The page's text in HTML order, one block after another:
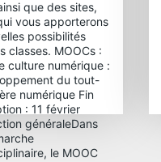
que des sites,
vous apporterons
possibilités
classes. MOOCs :
culture numérique :
du tout-
numérique Fin
: 11 février
généraleDans
le MOOC